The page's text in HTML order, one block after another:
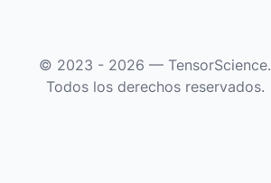
© 2023 - 2026 — TensorScience.
Todos los derechos reservados.